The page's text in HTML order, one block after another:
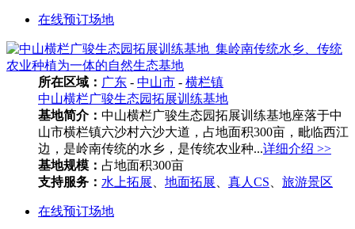
在线预订场地
所在区域： 广东 - 中山市 - 横栏镇
中山横栏广骏生态园拓展训练基地
基地简介： 中山横栏广骏生态园拓展训练基地座落于中
山市横栏镇六沙村六沙大道，占地面积300亩，毗临西江
边，是岭南传统的水乡，是传统农业种...详细介绍 >>
基地规模： 占地面积300亩
支持服务： 水上拓展 地面拓展 真人CS 旅游景区
在线预订场地